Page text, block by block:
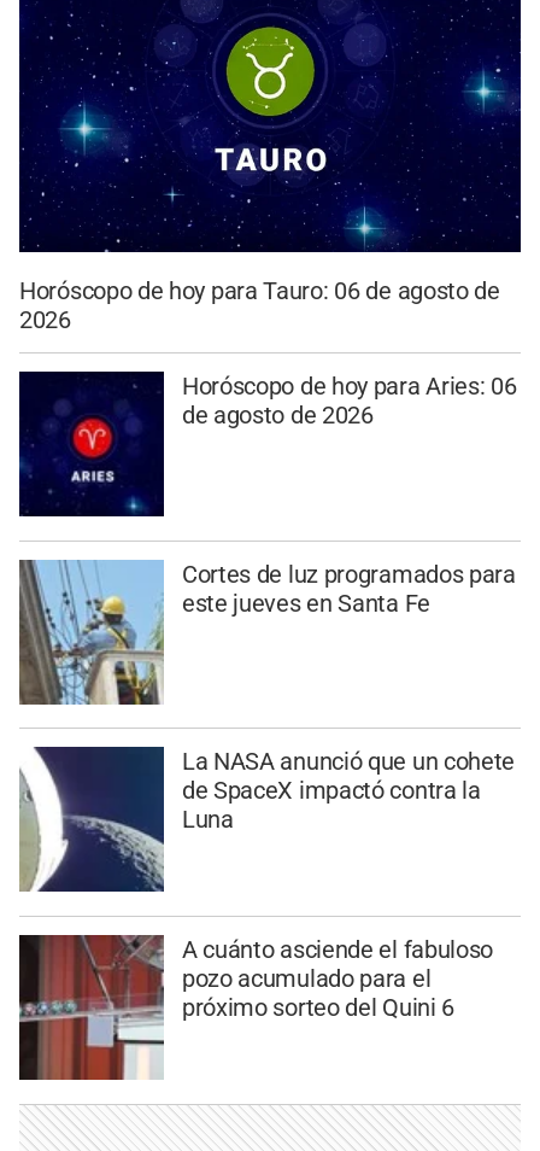
Horóscopo de hoy para Tauro: 06 de agosto de
2026
Horóscopo de hoy para Aries: 06
de agosto de 2026
Cortes de luz programados para
este jueves en Santa Fe
La NASA anunció que un cohete
de SpaceX impactó contra la
Luna
A cuánto asciende el fabuloso
pozo acumulado para el
próximo sorteo del Quini 6